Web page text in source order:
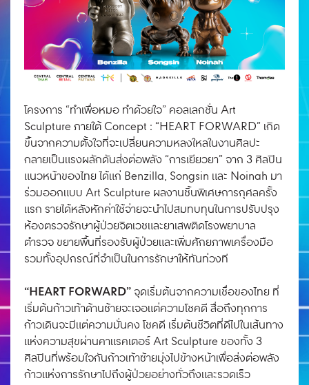
โครงการ “ทำเพื่อหมอ ทำด้วยใจ” คอลเลกชั่น Art
Sculpture ภายใต้ Concept : “HEART FORWARD” เกิด
ขึ้นจากความตั้งใจที่จะเปลี่ยนความหลงใหลในงานศิลปะ
กลายเป็นแรงผลักดันส่งต่อพลัง “การเยียวยา” จาก 3 ศิลปิน
แนวหน้าของไทย ได้แก่ Benzilla, Songsin และ Noinah มา
ร่วมออกแบบ Art Sculpture ผลงานชิ้นพิเศษการกุศลครั้ง
แรก รายได้หลังหักค่าใช้จ่ายจะนำไปสมทบทุนในการปรับปรุง
ห้องตรวจรักษาผู้ป่วยจิตเวชและยาเสพติดโรงพยาบาล
ตำรวจ ขยายพื้นที่รองรับผู้ป่วยและเพิ่มศักยภาพเครื่องมือ
รวมทั้งอุปกรณ์ที่จำเป็นในการรักษาให้ทันท่วงที
“HEART FORWARD”จุดเริ่มต้นจากความเชื่อของไทย ที่
เริ่มต้นก้าวเท้าด้านซ้ายจะเจอแต่ความโชคดี สื่อถึงทุกการ
ก้าวเดินจะมีแต่ความมั่นคง โชคดี เริ่มต้นชีวิตที่ดีไปในเส้นทาง
แห่งความสุขผ่านคาแรคเตอร์ Art Sculpture ของทั้ง 3
ศิลปินที่พร้อมใจกันก้าวเท้าซ้ายมุ่งไปข้างหน้าเพื่อส่งต่อพลัง
ก้าวแห่งการรักษาไปถึงผู้ป่วยอย่างทั่วถึงและรวดเร็ว